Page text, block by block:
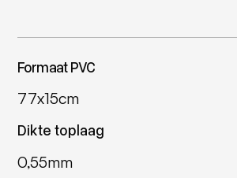
Formaat PVC
77x15cm
Dikte toplaag
0,55mm